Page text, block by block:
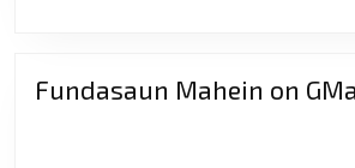
Fundasaun Mahein on